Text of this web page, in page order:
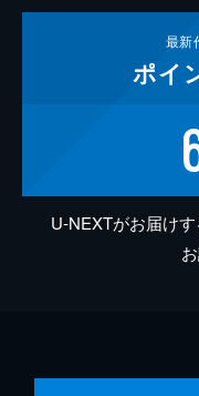
最新
ポイ
U-NEXTがお届け